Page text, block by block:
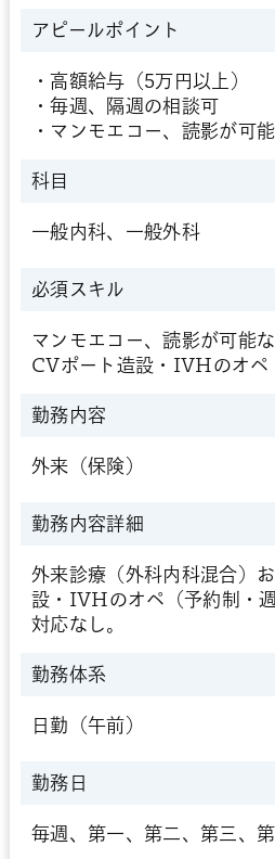
アピールポイント
・高額給与（5万円以上）
・毎週、隔週の相談可
・マンモエコー、読影が可
科目
一般内科、一般外科
必須スキル
マンモエコー、読影が可能
CVポート造設・IVHのオペ
勤務内容
外来（保険）
勤務内容詳細
外来診療（外科内科混合）
設・IVHのオペ（予約制・
対応なし。
勤務体系
日勤（午前）
勤務日
毎週、第一、第二、第三、